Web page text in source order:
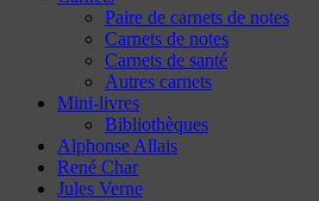
Paire de carnets de notes
Carnets de notes
Carnets de santé
Autres carnets
Mini-livres
Bibliothèques
Alphonse Allais
René Char
Jules Verne